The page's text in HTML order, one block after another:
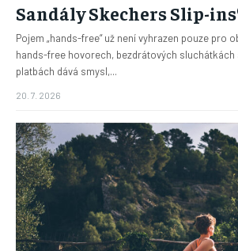
Sandály Skechers Slip-
Pojem „hands-free“ už není vyhrazen pouze pro
hands-free hovorech, bezdrátových sluchátkách
platbách dává smysl,...
20. 7. 2026